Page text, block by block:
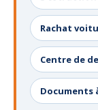
Rachat
Centre de
Documents